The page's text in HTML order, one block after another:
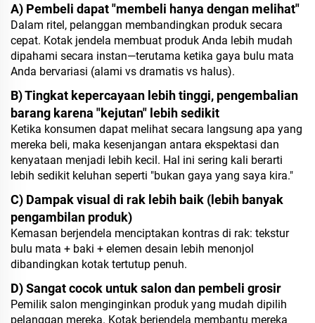
A) Pembeli dapat "membeli hanya dengan melihat"
Dalam ritel, pelanggan membandingkan produk secara
cepat. Kotak jendela membuat produk Anda lebih mudah
dipahami secara instan—terutama ketika gaya bulu mata
Anda bervariasi (alami vs dramatis vs halus).
B) Tingkat kepercayaan lebih tinggi, pengembalian
barang karena "kejutan" lebih sedikit
Ketika konsumen dapat melihat secara langsung apa yang
mereka beli, maka kesenjangan antara ekspektasi dan
kenyataan menjadi lebih kecil. Hal ini sering kali berarti
lebih sedikit keluhan seperti "bukan gaya yang saya kira."
C) Dampak visual di rak lebih baik (lebih banyak
pengambilan produk)
Kemasan berjendela menciptakan kontras di rak: tekstur
bulu mata + baki + elemen desain lebih menonjol
dibandingkan kotak tertutup penuh.
D) Sangat cocok untuk salon dan pembeli grosir
Pemilik salon menginginkan produk yang mudah dipilih
pelanggan mereka. Kotak berjendela membantu mereka